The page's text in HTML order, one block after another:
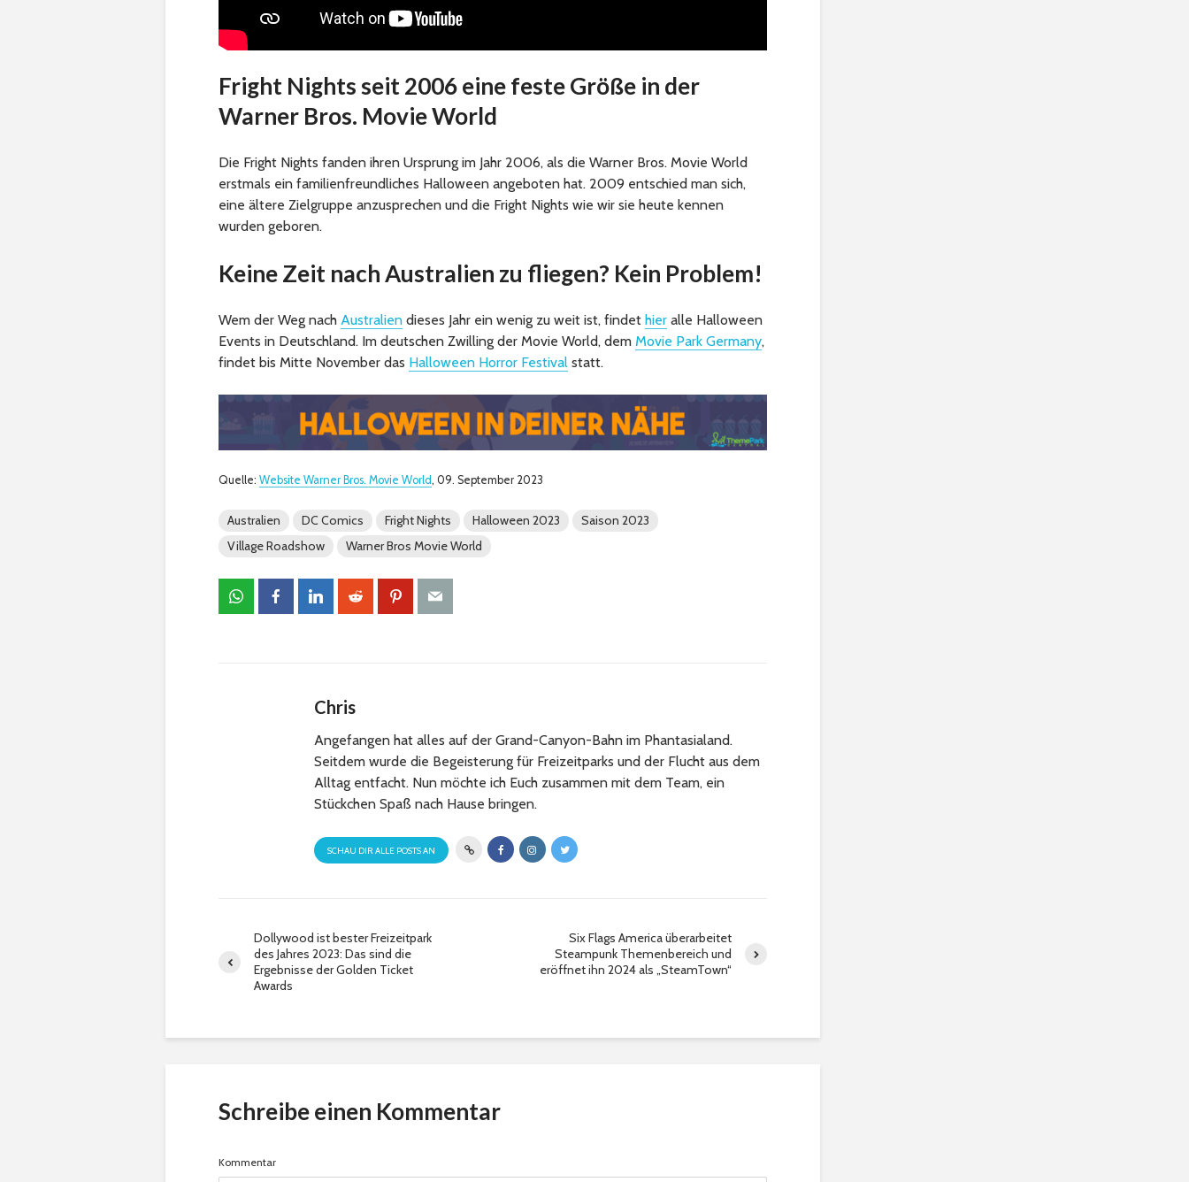
Fright Nights seit 2006 eine feste Größe in der
Warner Bros. Movie World
Die Fright Nights fanden ihren Ursprung im Jahr 2006, als die Warner Bros. Movie World
erstmals ein familienfreundliches Halloween angeboten hat. 2009 entschied man sich,
eine ältere Zielgruppe anzusprechen und die Fright Nights wie wir sie heute kennen
wurden geboren.
Keine Zeit nach Australien zu fliegen? Kein Problem!
Wem der Weg nach Australien dieses Jahr ein wenig zu weit ist, findet hier alle Halloween
Events in Deutschland. Im deutschen Zwilling der Movie World, dem Movie Park Germany,
findet bis Mitte November das Halloween Horror Festival statt.
Quelle: Website Warner Bros. Movie World, 09. September 2023
Australien DC Comics Fright Nights Halloween 2023
Saison 2023
Village Roadshow
Warner Bros Movie World
Chris
Angefangen hat alles auf der Grand-Canyon-Bahn im Phantasialand.
Seitdem wurde die Begeisterung für Freizeitparks und der Flucht aus dem
Alltag entfacht. Nun möchte ich Euch zusammen mit dem Team, ein
Stückchen Spaß nach Hause bringen.
SCHAU DIR ALLE POSTS AN
Dollywood ist bester Freizeitpark
des Jahres 2023: Das sind die
Ergebnisse der Golden Ticket
Awards
Six Flags America überarbeitet
Steampunk Themenbereich und
eröffnet ihn 2024 als „SteamTown“
Schreibe einen Kommentar
Kommentar